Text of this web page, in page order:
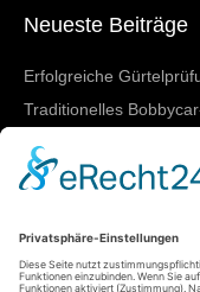
Neueste Beiträge
Erfolgreiche
Traditionelles
TVN beim 4-gegen-4-
SGBNM zeigt starke
Damen I mit nächstem